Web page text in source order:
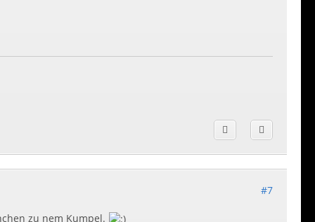
#7
zu nem Kumpel.